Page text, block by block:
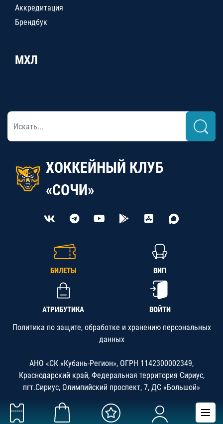
Аккредитация
Брендбук
МХЛ
ХОККЕЙНЫЙ КЛУБ
«СОЧИ»
БИЛЕТЫ ВИП
АТРИБУТИКА ВОЙТИ
Политика по защите, обработке и хранению персональных
данных
АНО «СК «Кубань-Регион», ОГРН 1142300002349,
Краснодарский край, Федеральная территория Сириус,
пгт.Сириус, Олимпийский проспект, 7, ДС «Большой»